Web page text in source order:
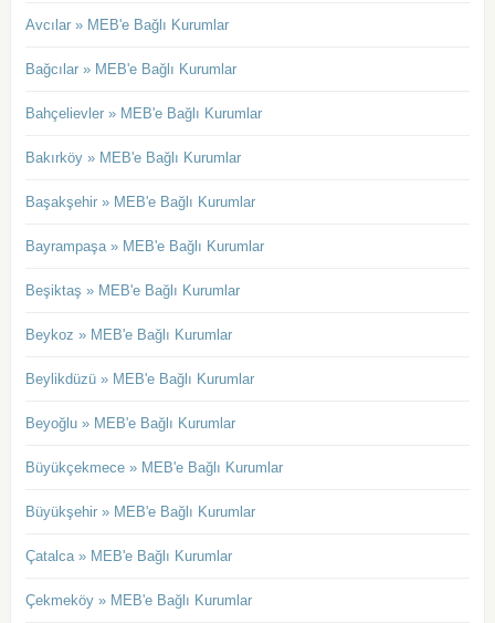
Avcılar » MEB'e Bağlı Kurumlar
Bağcılar » MEB'e Bağlı Kurumlar
Bahçelievler » MEB'e Bağlı Kurumlar
Bakırköy » MEB'e Bağlı Kurumlar
Başakşehir » MEB'e Bağlı Kurumlar
Bayrampaşa » MEB'e Bağlı Kurumlar
Beşiktaş » MEB'e Bağlı Kurumlar
Beykoz » MEB'e Bağlı Kurumlar
Beylikdüzü » MEB'e Bağlı Kurumlar
Beyoğlu » MEB'e Bağlı Kurumlar
Büyükçekmece » MEB'e Bağlı Kurumlar
Büyükşehir » MEB'e Bağlı Kurumlar
Çatalca » MEB'e Bağlı Kurumlar
Çekmeköy » MEB'e Bağlı Kurumlar